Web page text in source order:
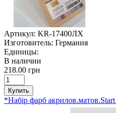
Артикул: KR-17400ЛХ
Изготовитель: Германия
Единицы:
В наличии
218.00 грн
Купить
*Набір фарб